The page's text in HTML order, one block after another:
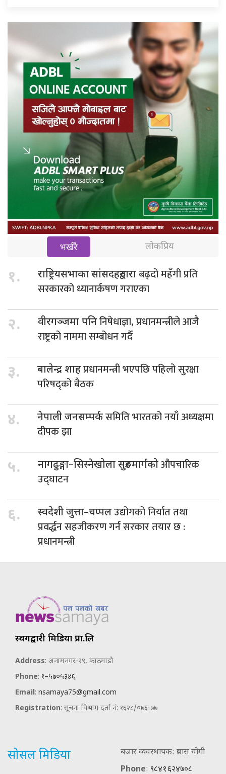
भर्खरै लोकप्रिय
१. राष्ट्रियसभाका सांसदहरुद्वाराबढ्दो महँगी प्रति
सरकारको ध्यानार्कषण गराएका
२. वीरगञ्जमा पनिनिषेधाज्ञा, प्रधानमन्त्रीले आजै
राष्ट्रको नाममा सम्बोधन गर्दै
३. बालेन्द्र शाहप्रधानमन्त्री भएपछि पहिलो सुरक्षा
परिषद्को बैठक
४. नेपाली जनसम्पर्कसमिति भारतको नयाँ अध्यक्षमा
दीपक झा
५. नागढुङ्गा–सिस्नेखोला सुरुङमार्गकोऔपचारिक
उद्घाटन
६. स्वदेशी जुत्ता–चप्पलउद्योगको निर्यात तथा
प्रवर्द्धन सहजीकरण गर्न सरकार तयार छ :
प्रधानमन्त्री
स्वर्गद्वारी मिडिया प्रा.लि
Address: अनामनगर-२९, काठमाडौ
Phone: १–५७०५३४६
Email: nsamaya75@gmail.com
Registration: सूचना विभाग दर्ता नं: १६२८/०७६-७७
सोसल मिडिया
बजार व्यवस्थापक: प्रयास योगी
Phone: ९८४१६२४७०८